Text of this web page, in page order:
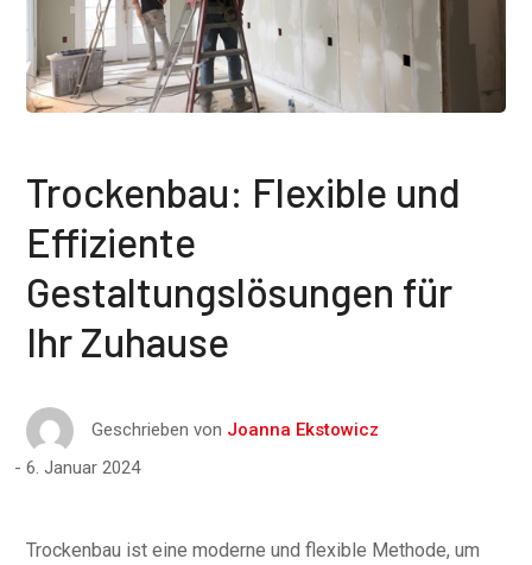
Trockenbau: Flexible und
Effiziente
Gestaltungslösungen für
Ihr Zuhause
Geschrieben von Joanna Ekstowicz
6. Januar 2024
Trockenbau ist eine moderne und flexible Methode, um